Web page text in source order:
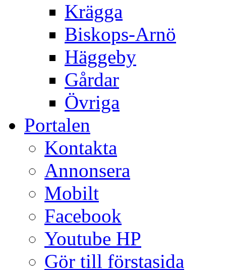
Krägga
Biskops-Arnö
Häggeby
Gårdar
Övriga
Portalen
Kontakta
Annonsera
Mobilt
Facebook
Youtube HP
Gör till förstasida